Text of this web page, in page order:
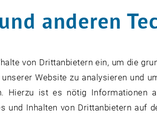
anderen
von Drittanbietern ein, um die
Website zu analysieren und
Hierzu ist es nötig Informationen
und Inhalten von Drittanbietern auf